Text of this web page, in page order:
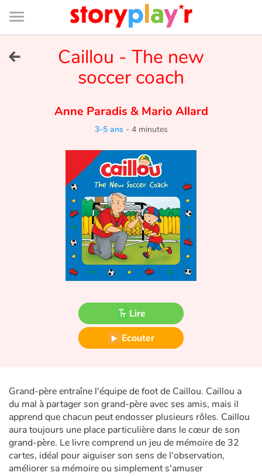
Connexion
Bibliothèque
de
page
Tester gratuitement
Bibliothèque
Contes d'ici et d'ailleurs
Fable, mythe, littérature et poésie
Ogres, monstres et sorcières
Les animaux
Voyage, épopée, enquête, aventure
Autour du monde
Caillou - The new
soccer coach
Anne Paradis &Mario Allard
3-5 ans- 4 minutes
Lire
Ecouter
Grand-père entraîne l'équipe de foot de Caillou. Caillou a
du mal à partager son grand-père avec ses amis, mais il
apprend que chacun peut endosser plusieurs rôles. Caillou
aura toujours une place particulière dans le cœur de son
grand-père. Le livre comprend un jeu de mémoire de 32
cartes, idéal pour aiguiser son sens de l'observation,
améliorer sa mémoire ou simplement s'amuser